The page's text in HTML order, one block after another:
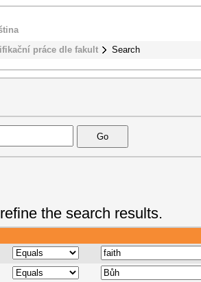
práce dle fakult Search
the search results.